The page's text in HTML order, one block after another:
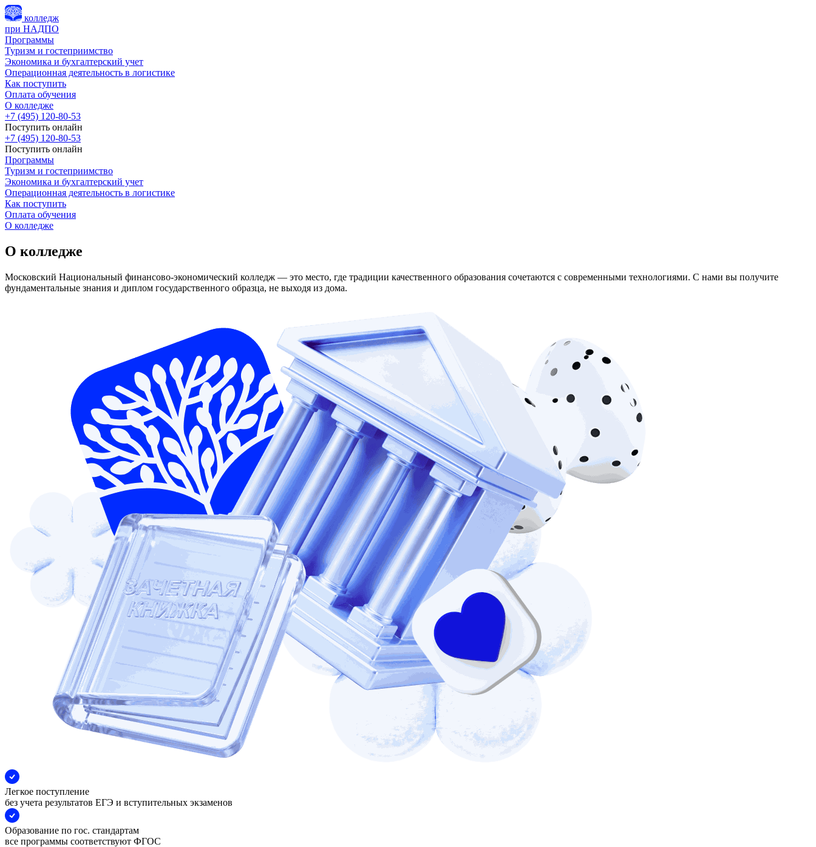
колледж
при НАДПО
Программы
Туризм и гостеприимство
Экономика и бухгалтерский учет
Операционная деятельность в логистике
Как поступить
Оплата обучения
О колледже
+7 (495) 120-80-53
Поступить онлайн
+7 (495) 120-80-53
Поступить онлайн
Программы
Туризм и гостеприимство
Экономика и бухгалтерский учет
Операционная деятельность в логистике
Как поступить
Оплата обучения
О колледже
О колледже
Московский Национальный финансово-экономический колледж — это место, где традиции качественного образования сочетаются с современными технологиями. С нами вы получите
фундаментальные знания и диплом государственного образца, не выходя из дома.
Легкое поступление
без учета результатов ЕГЭ и вступительных экзаменов
Образование по гос. стандартам
все программы соответствуют ФГОС